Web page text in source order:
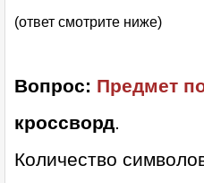
(ответ смотрите ниже)
Вопрос: Предмет
кроссворд.
Количество